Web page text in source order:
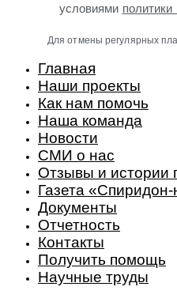
условиями
Для отмены регулярных
Главная
Наши проекты
Как нам помочь
Наша команда
Новости
СМИ о нас
Отзывы и истории
Газета «Спиридон-
Документы
Отчетность
Контакты
Получить помощь
Научные труды